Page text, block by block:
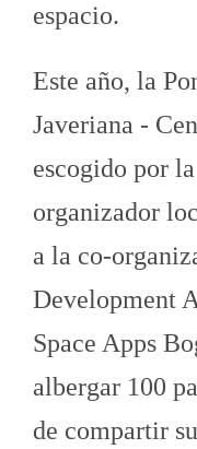
espacio.
Este año, la
Javeriana -
escogido por
organizador
a la co-
Development
Space Apps
albergar 100
de compartir